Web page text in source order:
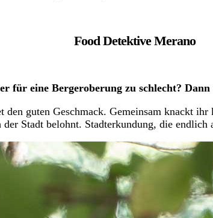
Food Detektive Merano
für eine Bergeroberung zu schlecht?
guten Geschmack. Gemeinsam knackt
der Stadt belohnt. Stadterkundung, die endlich